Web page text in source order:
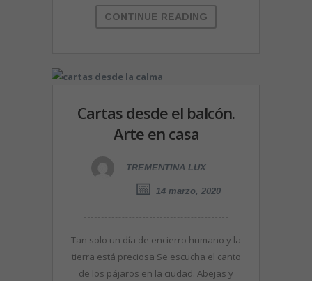
CONTINUE READING
Cartas desde el balcón.
Arte en casa
TREMENTINA LUX
14 marzo, 2020
Tan solo un día de encierro humano y la
tierra está preciosa Se escucha el canto
de los pájaros en la ciudad. Abejas y